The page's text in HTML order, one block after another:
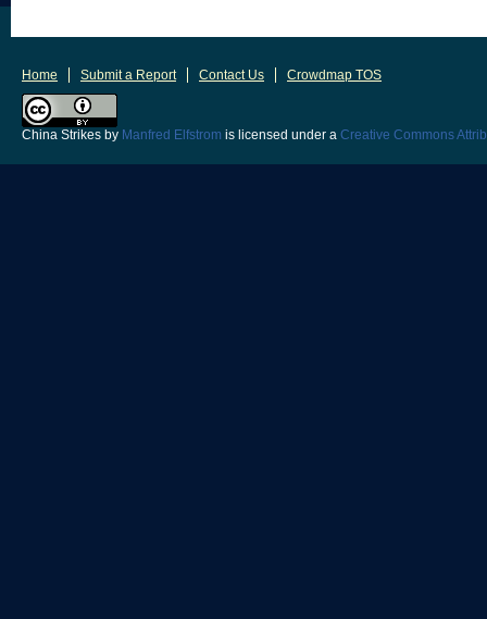
Home Submit a Report Contact Us Crowdmap TOS
China Strikes by Manfred Elfstrom is licensed under a Creative Commons